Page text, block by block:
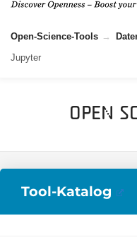
Open-Science-Tools
Jupyter
Open
Tool-Katalog